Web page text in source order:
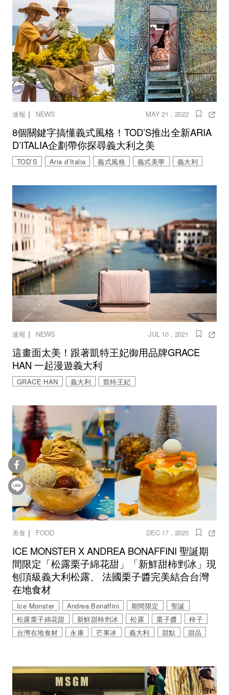
速報 ｜ NEWS MAY 21 , 2022
8個關鍵字搞懂義式風格！TOD’S推出全新ARIA
D’ITALIA企劃帶你探尋義大利之美
TOD’S Aria d’Italia 義式風格 義式美學 義大利
速報 ｜ NEWS JUL 10 , 2021
這畫面太美！跟著凱特王妃御用品牌GRACE
HAN 一起漫遊義大利
GRACE HAN 義大利 凱特王妃
美食 ｜ FOOD DEC 17 , 2020
ICE MONSTER X ANDREA BONAFFINI 聖誕期
間限定「松露栗子綿花甜」「新鮮甜柿剉冰」現
刨頂級義大利松露、 法國栗子醬完美結合台灣
在地食材
Ice Monster Andrea Bonaffini 期間限定
聖誕
松露栗子綿花甜
新鮮甜柿剉冰 松露 栗子醬
柿子
台灣在地食材
永康 芒果冰 義大利 甜點 甜品